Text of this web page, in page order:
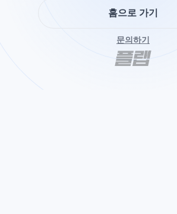
홈으로 가기
문의하기